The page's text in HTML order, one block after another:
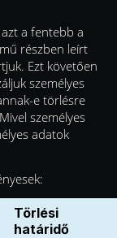
a fentebb a
részben leírt
Ezt követően
személyes
e törlésre
személyes
adatok
Törlési
határidő